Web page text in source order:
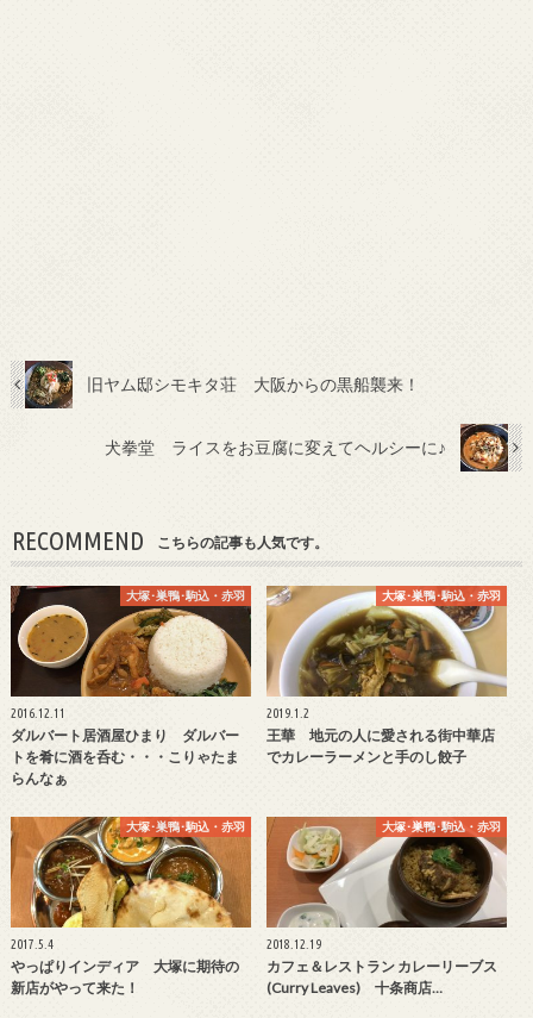
旧ヤム邸シモキタ荘 大阪からの黒船襲来！
犬拳堂 ライスをお豆腐に変えてヘルシーに♪
RECOMMEND こちらの記事も人気です。
大塚･巣鴨･駒込・赤羽
2016.12.11
ダルバート居酒屋ひまり ダルバー
トを肴に酒を呑む・・・こりゃたま
らんなぁ
大塚･巣鴨･駒込・赤羽
2019.1.2
王華 地元の人に愛される街中華店
でカレーラーメンと手のし餃子
大塚･巣鴨･駒込・赤羽
2017.5.4
やっぱりインディア 大塚に期待の
新店がやって来た！
大塚･巣鴨･駒込・赤羽
2018.12.19
カフェ＆レストラン カレーリーブス
(Curry Leaves) 十条商店…